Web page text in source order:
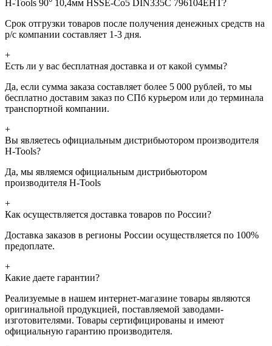
H-Tools 90° 10,4мм HSSE-Co5 DIN335C 796104EHT?
Срок отгрузки товаров после получения денежных средств на
р/с компании составляет 1-3 дня.
+
Есть ли у вас бесплатная доставка и от какой суммы?
Да, если сумма заказа составляет более 5 000 рублей, то мы
бесплатно доставим заказ по СПб курьером или до терминала
транспортной компании.
+
Вы являетесь официальным дистрибьютором производителя
H-Tools?
Да, мы являемся официальным дистрибьютором
производителя H-Tools
+
Как осуществляется доставка товаров по России?
Доставка заказов в регионы России осуществляется по 100%
предоплате.
+
Какие даете гарантии?
Реализуемые в нашем интернет-магазине товары являются
оригинальной продукцией, поставляемой заводами-
изготовителями. Товары сертифицированы и имеют
официальную гарантию производителя.